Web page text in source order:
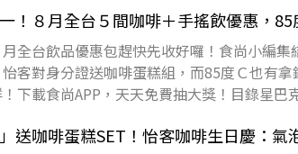
！８月全台５間咖啡＋手搖飲優惠，85
全台飲品優惠包趕快先收好囉！食尚小編
客對身分證送咖啡蛋糕組，而85度Ｃ也有
下載食尚APP，天天免費抽大獎！目錄星
送咖啡蛋糕SET！怡客咖啡生日慶：氣